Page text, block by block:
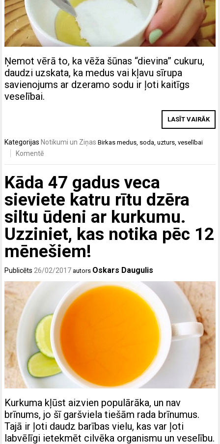
Ņemot vērā to, ka vēža šūnas “dievina” cukuru,
daudzi uzskata, ka medus vai kļavu sīrupa
savienojums ar dzeramo sodu ir ļoti kaitīgs
veselībai.
LASĪT VAIRĀK
Kategorijas Notikumi un Ziņas Birkasmedus soda ,uzturs ,veselībai
Komentē
Kāda 47 gadus veca
sieviete katru rītu dzēra
siltu ūdeni ar kurkumu.
Uzziniet, kas notika pēc 12
mēnešiem!
Publicēts26/02/2017 autors Oskars Daugulis
Kurkuma kļūst aizvien populārāka, un nav
brīnums, jo šī garšviela tiešām rada brīnumus.
Tajā ir ļoti daudz barības vielu, kas var ļoti
labvēlīgi ietekmēt cilvēka organismu un veselību.